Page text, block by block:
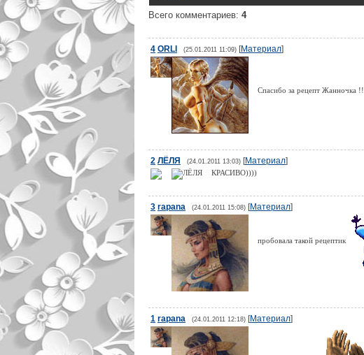
Всего комментариев: 4
4 ORLI (25.01.2011 11:09) [Материал]
Спасибо за рецепт Жанночка !!
2 ЛЁЛЯ (24.01.2011 13:03) [Материал]
КРАСИВО))))
3 rapana (24.01.2011 15:08) [Материал]
пробовала такой рецептик
1 rapana (24.01.2011 12:18) [Материал]